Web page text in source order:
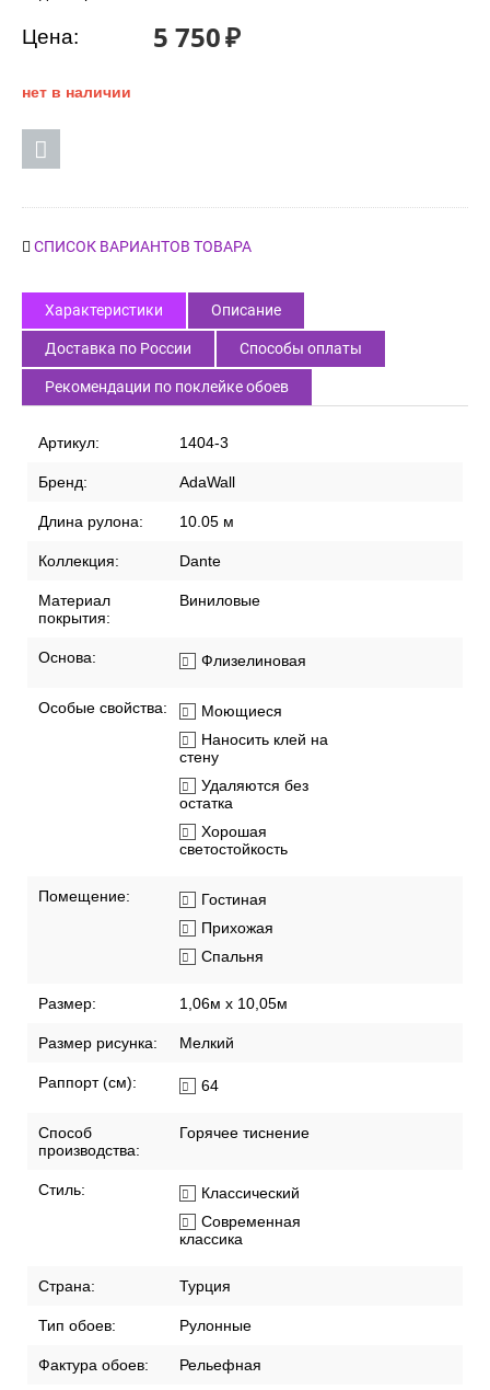
Цена: 5 750₽
нет в наличии
СПИСОК ВАРИАНТОВ ТОВАРА
Характеристики Описание
Доставка по России Способы оплаты
Рекомендации по поклейке обоев
Артикул: 1404-3
Бренд: AdaWall
Длина рулона: 10.05 м
Коллекция: Dante
Материал
покрытия:
Виниловые
Основа: Флизелиновая
Особые свойства:
Моющиеся
Наносить клей на
стену
Удаляются без
остатка
Хорошая
светостойкость
Помещение:
Гостиная
Прихожая
Спальня
Размер: 1,06м х 10,05м
Размер рисунка: Мелкий
Раппорт (см): 64
Способ
производства:
Горячее тиснение
Стиль:
Классический
Современная
классика
Страна: Турция
Тип обоев: Рулонные
Фактура обоев: Рельефная